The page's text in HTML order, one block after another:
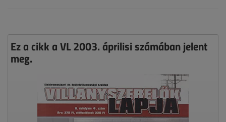
Ez a cikk a VL 2003. áprilisi számában jelent
meg.